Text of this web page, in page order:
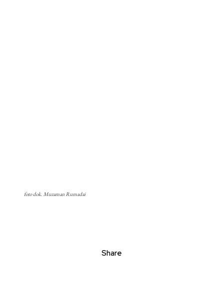
foto dok. Muzaman Rumadai
Share